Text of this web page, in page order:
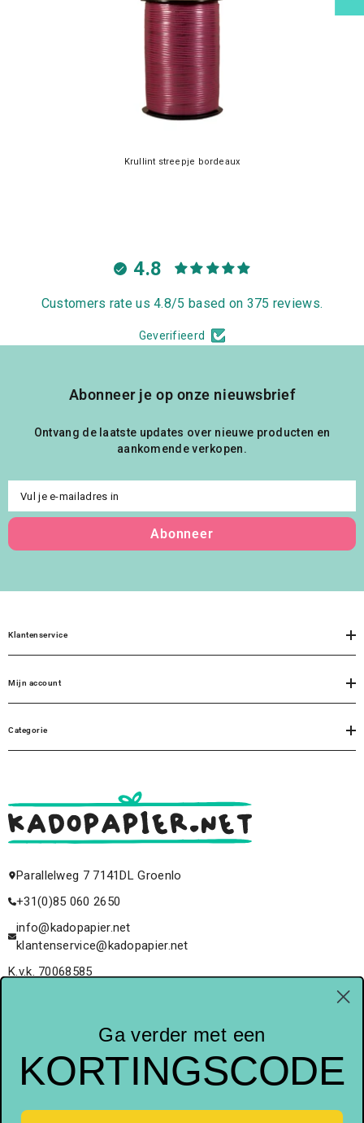
Krullint streepje bordeaux
4.8
Customers rate us 4.8/5 based on 375 reviews.
Geverifieerd
Abonneer je op onze nieuwsbrief
Ontvang de laatste updates over nieuwe producten en
aankomende verkopen.
Vul je e-mailadres in
Abonneer
Klantenservice
Mijn account
Categorie
Parallelweg 7 7141DL Groenlo
+31(0)85 060 2650
info@kadopapier.net
klantenservice@kadopapier.net
K.v.k. 70068585
Ga verder met een
KORTINGSCODE